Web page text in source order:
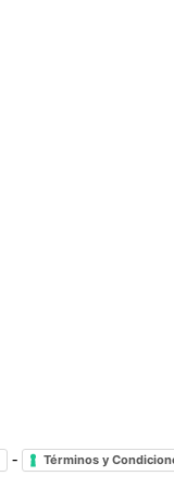
- Términos y